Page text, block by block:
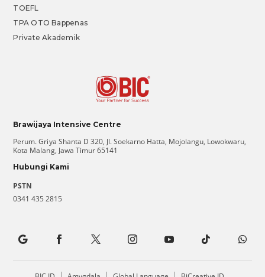
TOEFL
TPA OTO Bappenas
Private Akademik
Brawijaya Intensive Centre
Perum. Griya Shanta D 320, Jl. Soekarno Hatta, Mojolangu, Lowokwaru,
Kota Malang, Jawa Timur 65141
Hubungi Kami
PSTN
0341 435 2815